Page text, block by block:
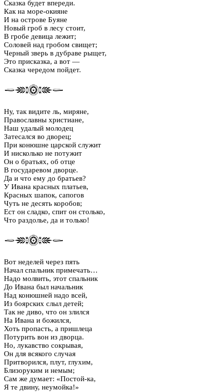
Сказка будет впереди.
Как на море-окияне
И на острове Буяне
Новый гроб в лесу стоит,
В гробе девица лежит;
Соловей над гробом свищет;
Черный зверь в дубраве рыщет,
Это присказка, а вот —
Сказка чередом пойдет.
Ну, так видите ль, миряне,
Православны христиане,
Наш удалый молодец
Затесался во дворец;
При конюшне царской служит
И нисколько не потужит
Он о братьях, об отце
В государевом дворце.
Да и что ему до братьев?
У Ивана красных платьев,
Красных шапок, сапогов
Чуть не десять коробов;
Ест он сладко, спит он столько,
Что раздолье, да и только!
Вот неделей через пять
Начал спальник примечать…
Надо молвить, этот спальник
До Ивана был начальник
Над конюшней надо всей,
Из боярских слыл детей;
Так не диво, что он злился
На Ивана и божился,
Хоть пропасть, а пришлеца
Потурить вон из дворца.
Но, лукавство сокрывая,
Он для всякого случая
Притворился, плут, глухим,
Близоруким и немым;
Сам же думает: «Постой-ка,
Я те двину, неумойка!»